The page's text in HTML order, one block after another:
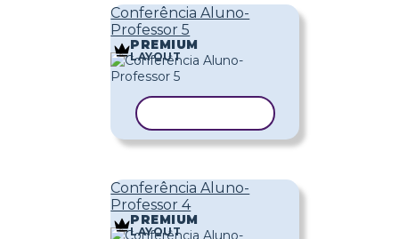
Conferência Aluno-
Professor 5
PREMIUM
LAYOUT
Conferência Aluno-
Professor 4
PREMIUM
LAYOUT